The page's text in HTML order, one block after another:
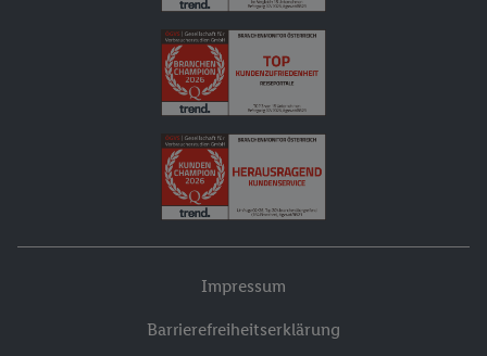
Impressum
Barrierefreiheitserklärung